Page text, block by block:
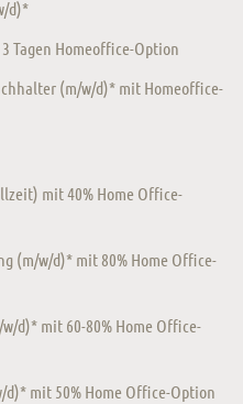
d)*
Tagen Homeoffice-Option
(m/w/d)* mit Homeoffice-
mit 40% Home Office-
(m/w/d)* mit 80% Home Office-
d)* mit 60-80% Home Office-
d)* mit 50% Home Office-Option